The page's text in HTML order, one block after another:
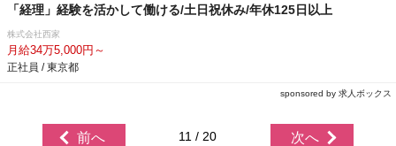
「経理」経験を活かして働ける/土日祝休み/年休125日以上
株式会社西家
月給34万5,000円～
正社員 / 東京都
sponsored by 求人ボックス
前へ 11 / 20 次へ